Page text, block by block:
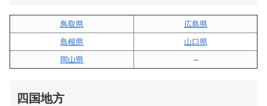
鳥取県
広島県
島根県
山口県
岡山県
–
四国地方